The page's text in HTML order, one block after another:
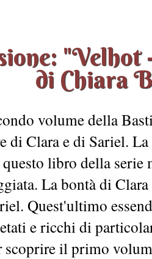
di Chiara
volume della
di Clara e di Sariel.
libro della serie
La bontà di
Quest'ultimo
e ricchi di
scoprire il primo